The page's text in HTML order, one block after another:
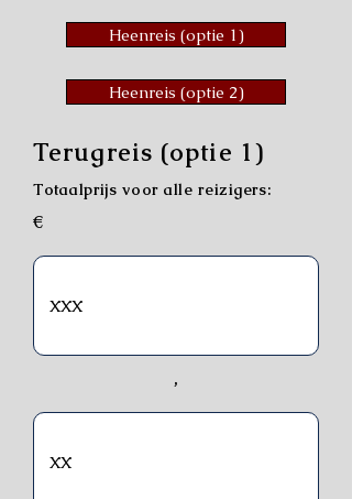
Heenreis (optie 1)
Heenreis (optie 2)
Terugreis (optie 1)
Totaalprijs voor alle reizigers:
€
,